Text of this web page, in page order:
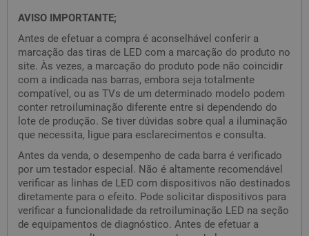
AVISO IMPORTANTE;
Antes de efetuar a compra é aconselhável conferir a
marcação das tiras de LED com a marcação do produto no
site. Às vezes, a marcação do produto pode não coincidir
com a indicada nas barras, embora seja totalmente
compatível, ou as TVs de um determinado modelo podem
conter retroiluminação diferente entre si dependendo do
lote de produção. Se tiver dúvidas sobre qual a iluminação
que necessita, ligue para esclarecimentos e consulta.
Antes da venda, o desempenho de cada barra é verificado
por um testador especial. Não é altamente recomendável
verificar as linhas de LED com dispositivos não destinados
diretamente para o efeito. Pode solicitar dispositivos para
verificar a funcionalidade da retroiluminação LED na seção
de equipamentos de diagnóstico. Antes de efetuar a